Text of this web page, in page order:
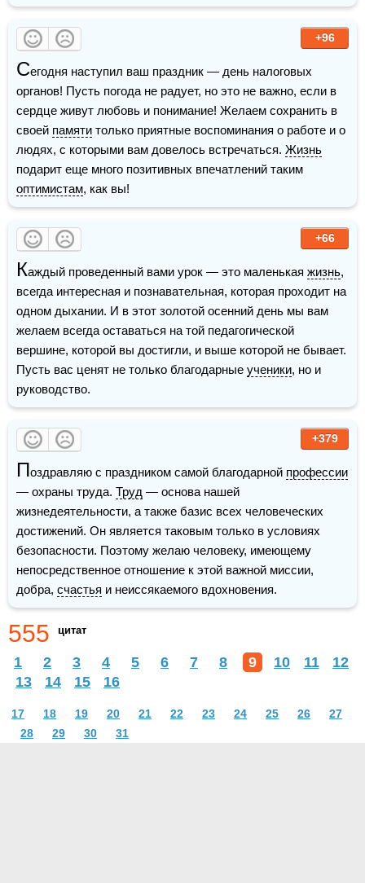
+96
Сегодня наступил ваш праздник — день налоговых
органов! Пусть погода не радует, но это не важно, если в
сердце живут любовь и понимание! Желаем сохранить в
своей памяти только приятные воспоминания о работе и о
людях, с которыми вам довелось встречаться. Жизнь
оптимистам, как вы!
+66
Каждый проведенный вами урок — это маленькая жизнь,
всегда интересная и познавательная, которая проходит на
одном дыхании. И в этот золотой осенний день мы вам
желаем всегда оставаться на той педагогической
вершине, которой вы достигли, и выше которой не бывает.
Пусть вас ценят не только благодарные ученики, но и
руководство.
+379
Поздравляю с праздником самой благодарной профессии
— охраны труда. Труд — основа нашей
жизнедеятельности, а также базис всех человеческих
достижений. Он является таковым только в условиях
безопасности. Поэтому желаю человеку, имеющему
непосредственное отношение к этой важной миссии,
добра, счастья и неиссякаемого вдохновения.
555 цитат
1 2 3 4 5 6 7 8 9 10 11
12
13
14 15 16
17 18 19 20 21 22 23 24 25 26
27
28
29 30 31